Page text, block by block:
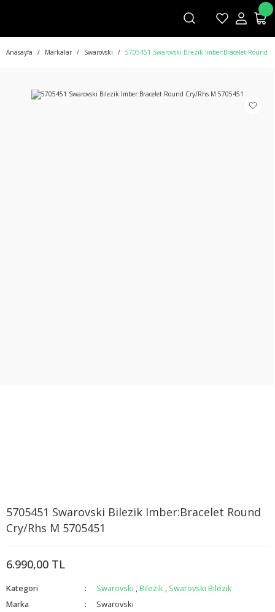
Anasayfa Markalar Swarovski 5705451 Swarovski Bilezik Imber:Bracelet Round
5705451 Swarovski Bilezik Imber:Bracelet Round
Cry/Rhs M 5705451
6.990,00 TL
Kategori Swarovski ,Bilezik , Swarovski Bilezik
Marka
Swarovski